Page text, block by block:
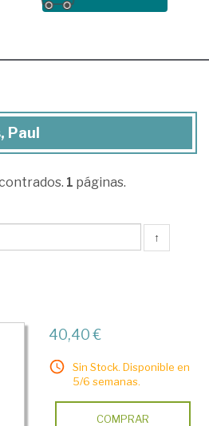
Paul
1 páginas.
↑
40,40 €
Sin Stock. Disponible en
5/6 semanas.
COMPRAR